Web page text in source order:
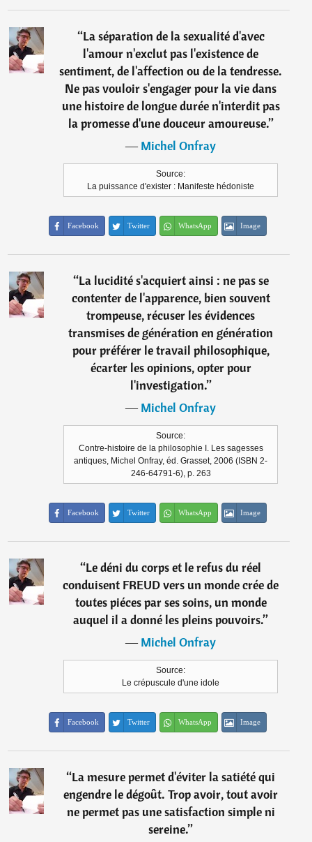
“La séparation de la sexualité d'avec
l'amour n'exclut pas l'existence de
sentiment, de l'affection ou de la tendresse.
Ne pas vouloir s'engager pour la vie dans
une histoire de longue durée n'interdit pas
la promesse d'une douceur amoureuse.”
―Michel Onfray
Source:
La puissance d'exister : Manifeste hédoniste
Facebook Twitter WhatsApp Image
“La lucidité s'acquiert ainsi : ne pas se
contenter de l'apparence, bien souvent
trompeuse, récuser les évidences
transmises de génération en génération
pour préférer le travail philosophique,
écarter les opinions, opter pour
l'investigation.”
―Michel Onfray
Source:
Contre-histoire de la philosophie I. Les sagesses
antiques, Michel Onfray, éd. Grasset, 2006 (ISBN 2-
246-64791-6), p. 263
Facebook Twitter WhatsApp Image
“Le déni du corps et le refus du réel
conduisent FREUD vers un monde crée de
toutes piéces par ses soins, un monde
auquel il a donné les pleins pouvoirs.”
―Michel Onfray
Source:
Le crépuscule d'une idole
Facebook Twitter WhatsApp Image
“La mesure permet d'éviter la satiété qui
engendre le dégoût. Trop avoir, tout avoir
ne permet pas une satisfaction simple ni
sereine.”